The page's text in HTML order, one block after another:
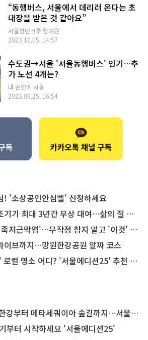
“동행버스, 서울에서 데리러 온다는 초
대장을 받은 것 같아요”
서울청년크루 함예원
2023.10.05. 14:57
수도권→서울 '서울동행버스' 인기…추
가 노선 4개는?
내 손안에 서울
2023.09.25. 16:54
! '소상공인안심벨' 신청하세요
기 최대 3년간 무상 대여…삶의 질 높인다
근막염'…무작정 참지 말고 '이것' 해보세요!
이브까지…망원한강공원 알짜 코스
컬 명소 어디? '서울에디션25' 추천 코스
터 메타세쿼이아 숲길까지…서울둘레길 15코스
부터 시작하세요 '서울에디션25'